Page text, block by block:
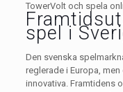
TowerVolt och spela
spel i
Den svenska
reglerade i Europa,
innovativa. Framtidens